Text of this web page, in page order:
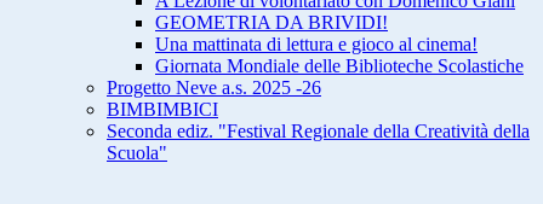
GEOMETRIA DA BRIVIDI!
Una mattinata di lettura e gioco al cinema!
Giornata Mondiale delle Biblioteche Scolastiche
Progetto Neve a.s. 2025 -26
BIMBIMBICI
Seconda ediz. "Festival Regionale della Creatività della
Scuola"